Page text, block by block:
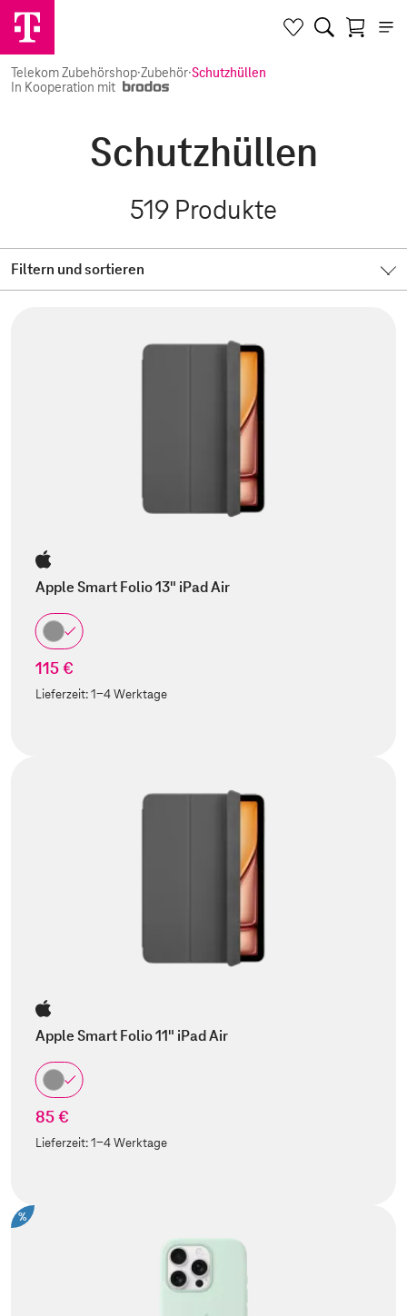
Telekom Zubehörshop·Zubehör·Schutzhüllen
In Kooperation mit
Schutzhüllen
519 Produkte
Filtern und sortieren
Apple Smart Folio 13" iPad Air
115 €
Lieferzeit:1-4 Werktage
Apple Smart Folio 11" iPad Air
85 €
Lieferzeit:1-4 Werktage
%